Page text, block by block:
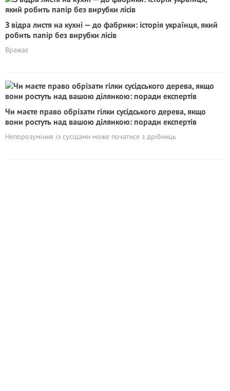
З відра листя на кухні — до фабрики: історія українця, який
робить папір без вирубки лісів
Вражає
Чи маєте право обрізати гілки сусідського дерева, якщо
вони ростуть над вашою ділянкою: поради експертів
Непорозуміння із сусідами може початися з дрібниць